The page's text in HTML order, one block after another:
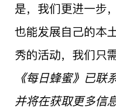
是，我们更进一步
也能发展自己的本
秀的活动，我们只
《每日蜂蜜》已联
并将在获取更多信